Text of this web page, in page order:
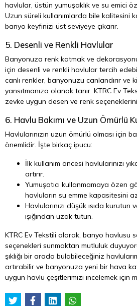
havlular, üstün yumuşaklık ve su emici
Uzun süreli kullanımlarda bile kalitesini
banyo keyfinizi üst seviyeye çıkarır.
5. Desenli ve Renkli Havlular
Banyonuza renk katmak ve
için desenli ve renkli havlular tercih
canlı renkler, banyonuzu canlandırır ve
yansıtmanıza olanak tanır. KTRC Ev
zevke uygun desen ve renk
6. Havlu Bakımı ve Uzun Ömürlü
Havlularınızın uzun ömürlü olması için
önemlidir. İşte birkaç ipucu:
İlk kullanım öncesi havlularınızı
artırır.
Yumuşatıcı kullanmamaya özen
havluların su emme kapasitesini
Havlularınızı düşük ısıda
ışığından uzak tutun.
KTRC Ev Tekstili olarak, banyo havlusu
seçenekleri sunmaktan mutluluk
şıklığı bir arada bulabileceğiniz
artırabilir ve banyonuza yeni bir hava
uygun havlu çeşitlerimizi incelemek için